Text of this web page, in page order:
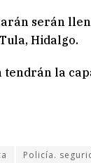
serán
Hidalgo.
tendrán la
Policía.